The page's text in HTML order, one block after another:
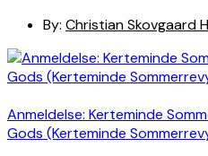
By: Christian Skovgaard
Anmeldelse: Kerteminde
Gods (Kerteminde